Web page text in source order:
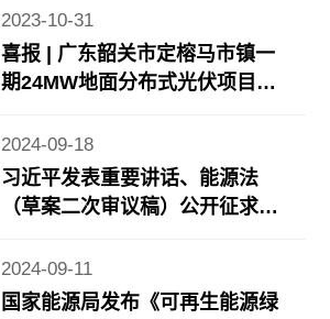
2023-10-31
喜报 | 广东韶关市定榕马市镇一
期24MW地面分布式光伏项目顺
2024-09-18
习近平发表重要讲话、能源法
（草案二次审议稿）公开征求意
情况公布……
2024-09-11
国家能源局发布《可再生能源绿